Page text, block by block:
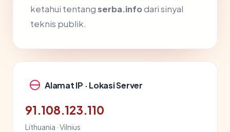
ketahui tentangserba.infodari sinyal
teknis publik.
Alamat IP · Lokasi Server
91.108.123.110
Lithuania · Vilnius